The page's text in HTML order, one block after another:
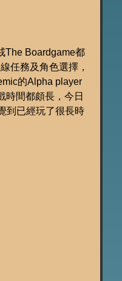
The Boardgame都
任務及角色選擇，
的Alpha player
時間都頗長，今日
到已經玩了很長時